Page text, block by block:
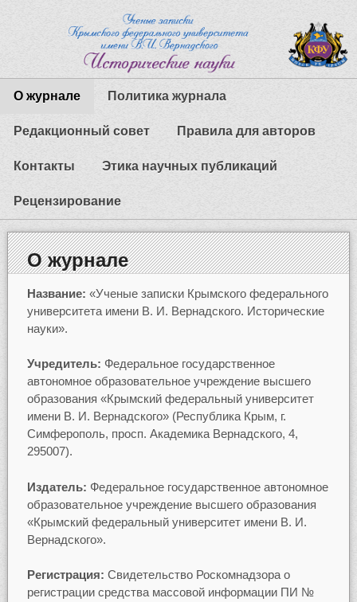
О журнале Политика журнала
Редакционный совет Правила для авторов
Контакты Этика научных публикаций
Рецензирование
О журнале
Название: «Ученые записки Крымского федерального
университета имени В. И. Вернадского. Исторические
науки».
Учредитель: Федеральное государственное
автономное образовательное учреждение высшего
образования «Крымский федеральный университет
имени В. И. Вернадского» (Республика Крым, г.
Симферополь, просп. Академика Вернадского, 4,
295007).
Издатель: Федеральное государственное автономное
образовательное учреждение высшего образования
«Крымский федеральный университет имени В. И.
Вернадского».
Регистрация: Свидетельство Роскомнадзора о
регистрации средства массовой информации ПИ №